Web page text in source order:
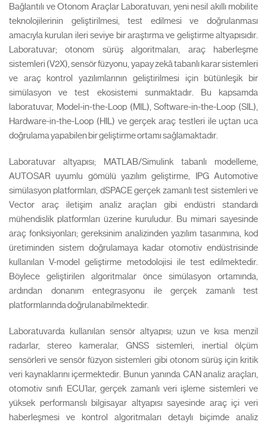
Bağlantılı ve Otonom Araçlar Laboratuvarı, yeni nesil akıllı mobilite
teknolojilerinin geliştirilmesi, test edilmesi ve doğrulanması
amacıyla kurulan ileri seviye bir araştırma ve geliştirme altyapısıdır.
Laboratuvar; otonom sürüş algoritmaları, araç haberleşme
sistemleri (V2X), sensör füzyonu, yapay zekâ tabanlı karar sistemleri
ve araç kontrol yazılımlarının geliştirilmesi için bütünleşik bir
simülasyon ve test ekosistemi sunmaktadır. Bu kapsamda
laboratuvar, Model-in-the-Loop (MIL), Software-in-the-Loop (SIL),
Hardware-in-the-Loop (HIL) ve gerçek araç testleri ile uçtan uca
doğrulama yapabilen bir geliştirme ortamı sağlamaktadır.
Laboratuvar altyapısı; MATLAB/Simulink tabanlı modelleme,
AUTOSAR uyumlu gömülü yazılım geliştirme, IPG Automotive
simülasyon platformları, dSPACE gerçek zamanlı test sistemleri ve
Vector araç iletişim analiz araçları gibi endüstri standardı
mühendislik platformları üzerine kuruludur. Bu mimari sayesinde
araç fonksiyonları; gereksinim analizinden yazılım tasarımına, kod
üretiminden sistem doğrulamaya kadar otomotiv endüstrisinde
kullanılan V-model geliştirme metodolojisi ile test edilmektedir.
Böylece geliştirilen algoritmalar önce simülasyon ortamında,
ardından donanım entegrasyonu ile gerçek zamanlı test
platformlarında doğrulanabilmektedir.
Laboratuvarda kullanılan sensör altyapısı; uzun ve kısa menzil
radarlar, stereo kameralar, GNSS sistemleri, inertial ölçüm
sensörleri ve sensör füzyon sistemleri gibi otonom sürüş için kritik
veri kaynaklarını içermektedir. Bunun yanında CAN analiz araçları,
otomotiv sınıfı ECU’lar, gerçek zamanlı veri işleme sistemleri ve
yüksek performanslı bilgisayar altyapısı sayesinde araç içi veri
haberleşmesi ve kontrol algoritmaları detaylı biçimde analiz